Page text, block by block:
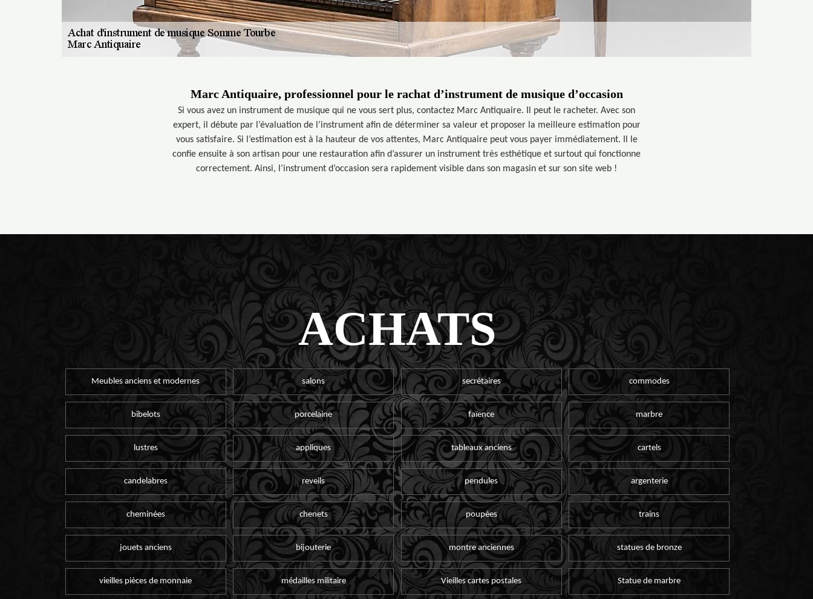
Marc Antiquaire, professionnel pour le rachat d’instrument de musique d’occasion
Si vous avez un instrument de musique qui ne vous sert plus, contactez Marc Antiquaire. Il peut le racheter. Avec son
expert, il débute par l’évaluation de l’instrument afin de déterminer sa valeur et proposer la meilleure estimation pour
vous satisfaire. Si l’estimation est à la hauteur de vos attentes, Marc Antiquaire peut vous payer immédiatement. Il le
confie ensuite à son artisan pour une restauration afin d’assurer un instrument très esthétique et surtout qui fonctionne
correctement. Ainsi, l’instrument d’occasion sera rapidement visible dans son magasin et sur son site web !
ACHATS
Meubles anciens et modernes salons secrétaires commodes
bibelots porcelaine faïence marbre
lustres appliques tableaux anciens cartels
candelabres reveils pendules argenterie
cheminées chenets poupées trains
jouets anciens bijouterie montre anciennes statues de bronze
vieilles pièces de monnaie médailles militaire Vieilles cartes postales Statue de marbre